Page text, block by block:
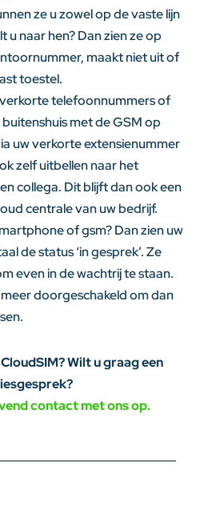
ze u zowel op de vaste lijn
u naar hen? Dan zien ze op
maakt niet uit of
toestel.
telefoonnummers of
met de GSM op
uw verkorte extensienummer
zelf uitbellen naar het
collega. Dit blijft dan ook een
centrale van uw bedrijf.
of gsm? Dan zien uw
de status ‘in gesprek’. Ze
even in de wachtrij te staan.
doorgeschakeld om dan
Wilt u graag een
contact met ons op.